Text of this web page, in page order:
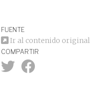
FUENTE
Ir al contenido original
COMPARTIR